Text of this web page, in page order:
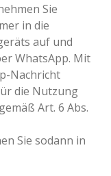
Sie
in die
auf und
WhatsApp. Mit
Nachricht
die Nutzung
Art. 6 Abs.
Sie sodann in